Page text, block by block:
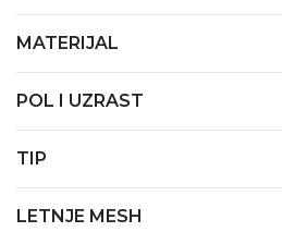
MATERIJAL
POL I UZRAST
TIP
LETNJE MESH